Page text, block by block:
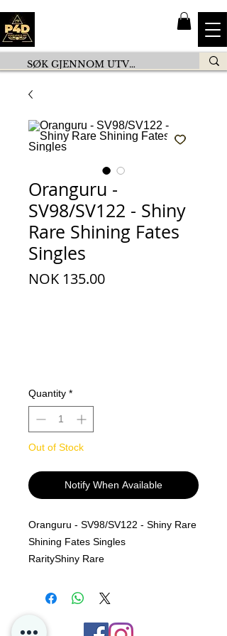
Oranguru -
SV98/SV122 - Shiny
Rare Shining Fates
Singles
NOK 135.00Price
Quantity *
Out of Stock
Notify When Available
Oranguru - SV98/SV122 - Shiny Rare
Shining Fates Singles
RarityShiny Rare
polise på løs kort hos oss i P4D.